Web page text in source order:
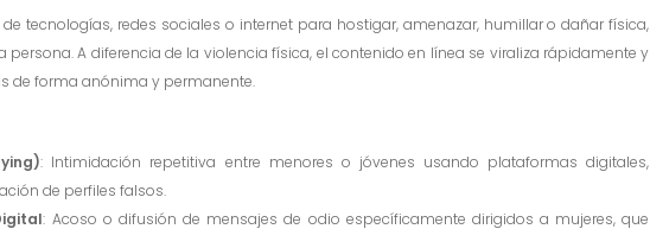
tecnologías, redes sociales o internet para hostigar, amenazar, humillar o dañar física,
A diferencia de la violencia física, el contenido en línea se viraliza rápidamente y
de forma anónima y permanente.
: Intimidación repetitiva entre menores o jóvenes usando plataformas digitales,
de perfiles falsos.
: Acoso o difusión de mensajes de odio específicamente dirigidos a mujeres, que